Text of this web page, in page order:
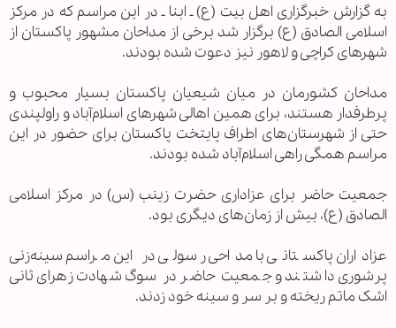
به گزارش خبرگزاری اهل بيت (ع) ـ ابنا ـ در این مراسم که در مرکز
اسلامی الصادق (ع) برگزار شد برخی از مداحان مشهور پاکستان از
شهرهای کراچی و لاهور نیز دعوت‌ شده بودند.
مداحان کشورمان در میان شیعیان پاکستان بسیار محبوب و
پرطرفدار هستند، برای همین اهالی شهرهای اسلام‌آباد و راولپندی
حتی از شهرستان‌های اطراف پایتخت پاکستان برای حضور در این
مراسم همگی راهی اسلام‌آباد شده بودند.
جمعیت حاضر برای عزاداری حضرت زینب (س) در مرکز اسلامی
الصادق (ع)، بیش از زمان‌های دیگری بود.
عزاداران پاکستانی با مداحی‌ رسولی در این مراسم سینه‌زنی
پرشوری داشتند و جمعیت حاضر در سوگ شهادت زهرای ثانی
اشک ماتم ریخته و بر سر و سینه خود زدند.